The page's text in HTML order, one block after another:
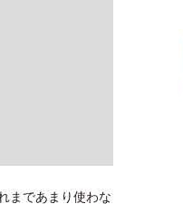
まであまり使わな